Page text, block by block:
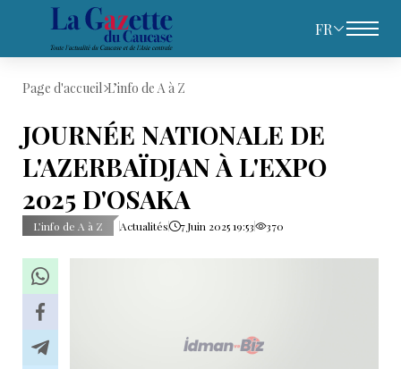
FR
Page d'accueil L’info de A à Z
JOURNÉE NATIONALE DE
L'AZERBAÏDJAN À L'EXPO
2025 D'OSAKA
L’info de A à Z Actualités 7 Juin 2025 19:53 370